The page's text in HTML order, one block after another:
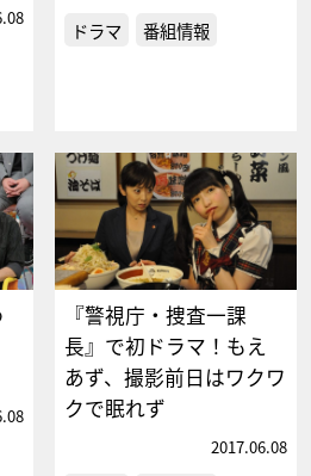
ドラマ 番組情報
『警視庁・捜査一課
長』で初ドラマ！もえ
あず、撮影前日はワクワ
クで眠れず
2017.06.08